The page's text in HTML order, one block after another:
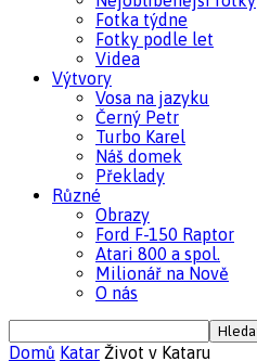
Fotka týdne
Fotky podle let
Videa
Výtvory
Vosa na jazyku
Černý Petr
Turbo Karel
Náš domek
Překlady
Různé
Obrazy
Ford F-150 Raptor
Atari 800 a spol.
Milionář na Nově
O nás
Domů Katar Život v Kataru